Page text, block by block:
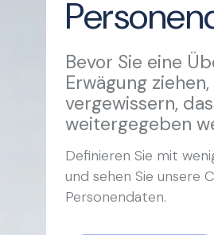
Bevor Sie eine
Erwägung
vergewissern,
weitergegeben
Definieren Sie mit
und sehen Sie unsere
Personendaten.